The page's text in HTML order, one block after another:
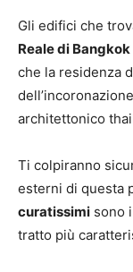
Gli edifici che
Reale di Bangkok
che la residenza
architettonico
Ti colpiranno
esterni di questa
curatissimi sono
tratto più